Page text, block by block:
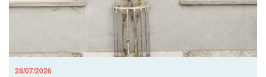
28/07/2026